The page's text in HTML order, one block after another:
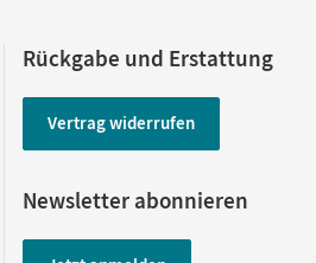
Rückgabe und Erstattung
Vertrag widerrufen
Newsletter abonnieren